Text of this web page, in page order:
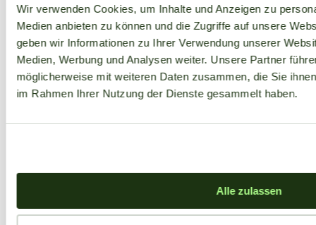
Wir verwenden Cookies, um Inhalte und Anzeigen zu
Medien anbieten zu können und die Zugriffe auf unsere
geben wir Informationen zu Ihrer Verwendung unserer
Medien, Werbung und Analysen weiter. Unsere Partner
möglicherweise mit weiteren Daten zusammen, die Sie
im Rahmen Ihrer Nutzung der Dienste gesammelt haben.
Alle zulassen